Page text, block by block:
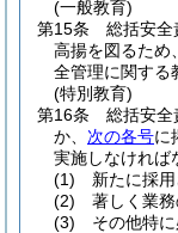
(一般教育)
第15条
総括安全
高揚を図るため
全管理に関する
(特別教育)
第16条
総括安全
か、 次の各号に
実施しなければ
(1)
新たに採
(2)
著しく業
(3)
その他特